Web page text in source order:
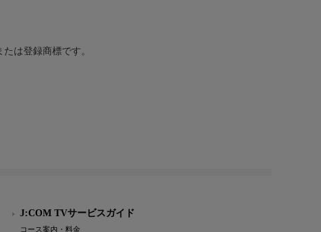
は登録商標です。
J:COM TVサービスガイド
コース案内・料金